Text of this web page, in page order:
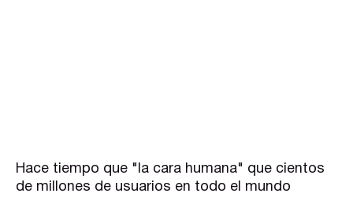
Hace tiempo que "la cara humana" que cientos
de millones de usuarios en todo el mundo